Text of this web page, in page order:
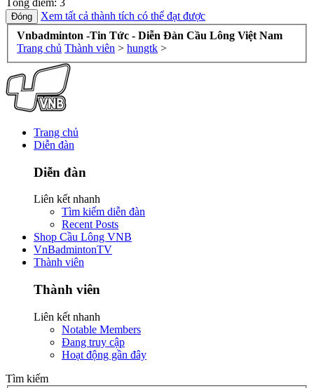
Tổng điểm: 3
Xem tất cả thành tích có thể đạt được
Vnbadminton -Tin Tức - Diễn Đàn Cầu Lông Việt Nam
Trang chủ Thành viên > hungtk >
Trang chủ
Diễn đàn
Diễn đàn
Liên kết nhanh
Tìm kiếm diễn đàn
Recent Posts
Shop Cầu Lông VNB
VnBadmintonTV
Thành viên
Thành viên
Liên kết nhanh
Notable Members
Đang truy cập
Hoạt động gần đây
Tìm kiếm